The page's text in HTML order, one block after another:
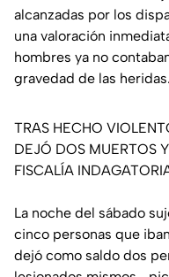
alcanzadas por los
una valoración
hombres ya no
gravedad de las heridas.
TRAS HECHO
DEJÓ DOS MUERTOS
FISCALÍA
La noche del sábado
cinco personas que
dejó como saldo dos